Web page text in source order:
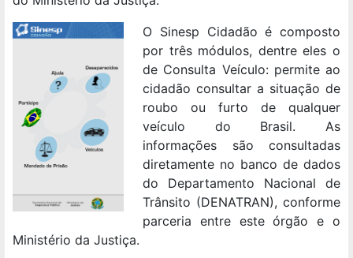
O Sinesp Cidadão é composto
por três módulos, dentre eles o
de Consulta Veículo: permite ao
cidadão consultar a situação de
roubo ou furto de qualquer
veículo do Brasil. As
informações são consultadas
diretamente no banco de dados
do Departamento Nacional de
Trânsito (DENATRAN), conforme
parceria entre este órgão e o
Ministério da Justiça.